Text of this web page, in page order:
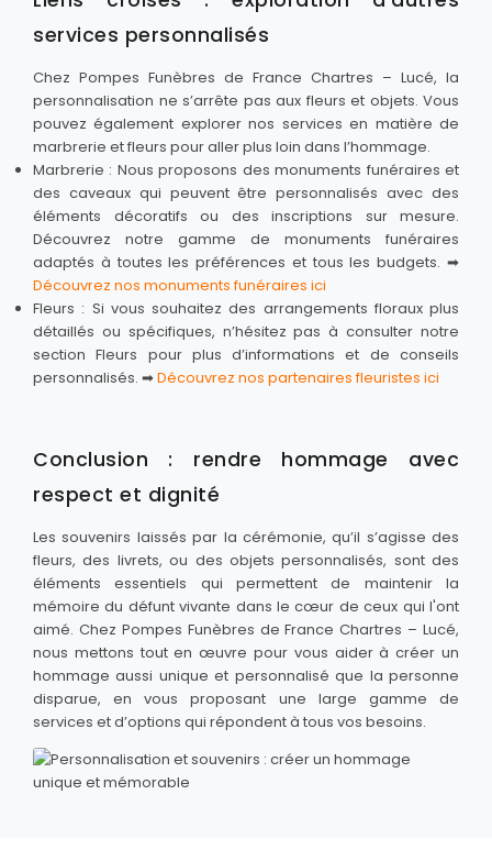
services personnalisés
Chez Pompes Funèbres de France Chartres – Lucé, la
personnalisation ne s’arrête pas aux fleurs et objets. Vous
pouvez également explorer nos services en matière de
marbrerie et fleurs pour aller plus loin dans l’hommage.
Marbrerie : Nous proposons des monuments funéraires et
des caveaux qui peuvent être personnalisés avec des
éléments décoratifs ou des inscriptions sur mesure.
Découvrez notre gamme de monuments funéraires
adaptés à toutes les préférences et tous les budgets. ➡
Découvrez nos monuments funéraires ici
Fleurs : Si vous souhaitez des arrangements floraux plus
détaillés ou spécifiques, n’hésitez pas à consulter notre
section Fleurs pour plus d’informations et de conseils
personnalisés. ➡Découvrez nos partenaires fleuristes ici
Conclusion : rendre hommage avec
respect et dignité
Les souvenirs laissés par la cérémonie, qu’il s’agisse des
fleurs, des livrets, ou des objets personnalisés, sont des
éléments essentiels qui permettent de maintenir la
mémoire du défunt vivante dans le cœur de ceux qui l'ont
aimé. Chez Pompes Funèbres de France Chartres – Lucé,
nous mettons tout en œuvre pour vous aider à créer un
hommage aussi unique et personnalisé que la personne
disparue, en vous proposant une large gamme de
services et d’options qui répondent à tous vos besoins.